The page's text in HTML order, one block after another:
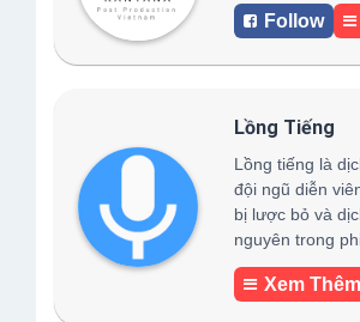
Follow
Lồng Tiếng
Lồng tiếng là
đội ngũ diễn
bị lược bỏ và
nguyên trong
Xem Thêm